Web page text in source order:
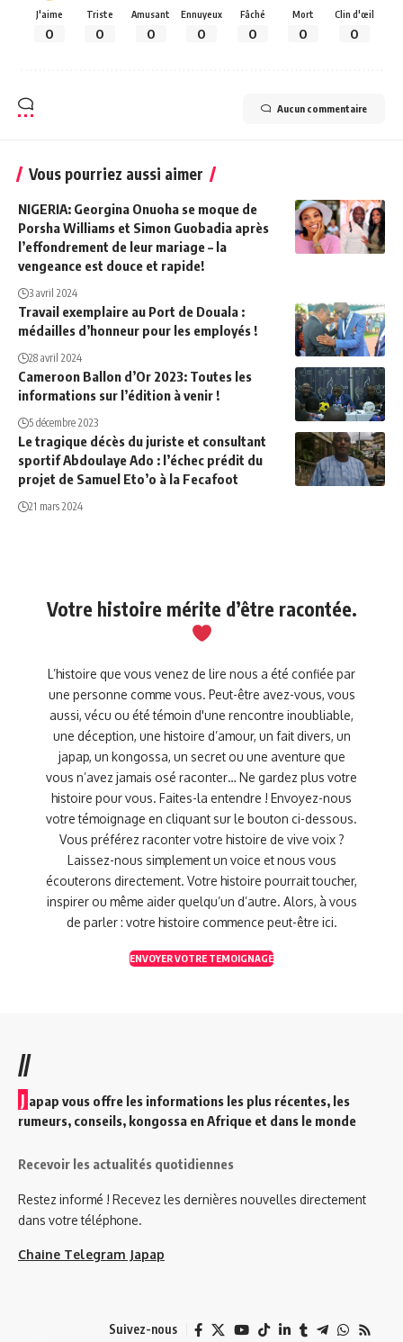
J'aime
0
Triste
0
Amusant
0
Ennuyeux
0
Fâché
0
Mort
0
Clin d'œil
0
Aucun commentaire
Vous pourriez aussi aimer
NIGERIA: Georgina Onuoha se moque de
Porsha Williams et Simon Guobadia après
l’effondrement de leur mariage – la
vengeance est douce et rapide!
3 avril 2024
Travail exemplaire au Port de Douala :
médailles d’honneur pour les employés !
28 avril 2024
Cameroon Ballon d’Or 2023: Toutes les
informations sur l’édition à venir !
5 décembre 2023
Le tragique décès du juriste et consultant
sportif Abdoulaye Ado : l’échec prédit du
projet de Samuel Eto’o à la Fecafoot
21 mars 2024
Votre histoire mérite d’être racontée.
L’histoire que vous venez de lire nous a été confiée par
une personne comme vous. Peut-être avez-vous, vous
aussi, vécu ou été témoin d'une rencontre inoubliable,
une déception, une histoire d’amour, un fait divers, un
japap, un kongossa, un secret ou une aventure que
vous n’avez jamais osé raconter… Ne gardez plus votre
histoire pour vous. Faites-la entendre ! Envoyez-nous
votre témoignage en cliquant sur le bouton ci-dessous.
Vous préférez raconter votre histoire de vive voix ?
Laissez-nous simplement un voice et nous vous
écouterons directement. Votre histoire pourrait toucher,
inspirer ou même aider quelqu’un d’autre. Alors, à vous
de parler : votre histoire commence peut-être ici.
ENVOYER VOTRE TEMOIGNAGE
//
J apap vous offre les informations les plus récentes, les
rumeurs, conseils, kongossa en Afrique et dans le monde
Recevoir les actualités quotidiennes
Restez informé ! Recevez les dernières nouvelles directement
dans votre téléphone.
Chaine Telegram Japap
Suivez-nous